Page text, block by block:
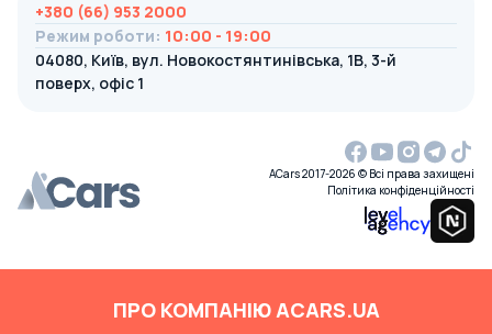
+380 (66) 953 2000
Режим роботи: 10:00 - 19:00
04080, Київ, вул. Новокостянтинівська, 1В, 3-й
поверх, офіс 1
ACars 2017-2026 © Всі права захищені
Політика конфіденційності
ПРО КОМПАНІЮ ACARS.UA